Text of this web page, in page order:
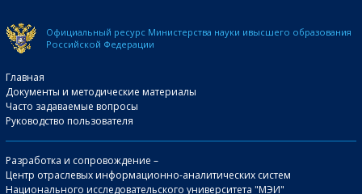
Официальный ресурс Министерства науки ивысшего образования
Российской Федерации
Главная
Документы и методические материалы
Часто задаваемые вопросы
Руководство пользователя
Разработка и сопровождение –
Центр отраслевых информационно-аналитических систем
Национального исследовательского университета "МЭИ"